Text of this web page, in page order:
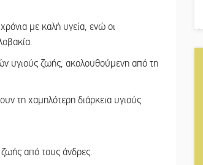
με καλή υγεία, ενώ οι
υγιούς ζωής, ακολουθούμενη από τη
τη χαμηλότερη διάρκεια υγιούς
από τους άνδρες.